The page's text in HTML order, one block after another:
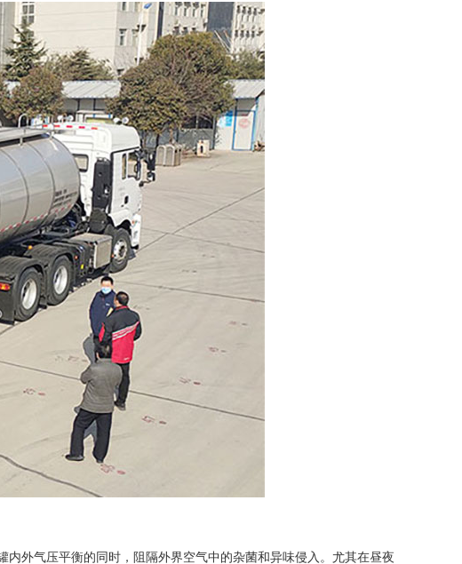
外气压平衡的同时，阻隔外界空气中的杂菌和异味侵入。尤其在昼夜